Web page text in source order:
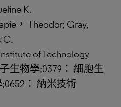
K.
， Theodor; Gray,
C.
of Technology
生物學;0379： 細胞生
： 納米技術